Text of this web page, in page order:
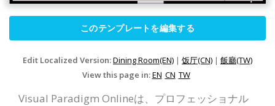
このテンプレートを編集する
Edit Localized Version:Dining Room(EN) | 饭厅(CN) | 飯廳(TW)
View this page in:EN CN TW
Visual Paradigm Onlineは、プロフェッショナル